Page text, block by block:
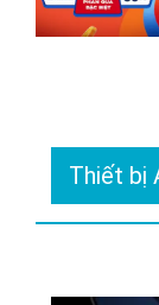
Thiết bị